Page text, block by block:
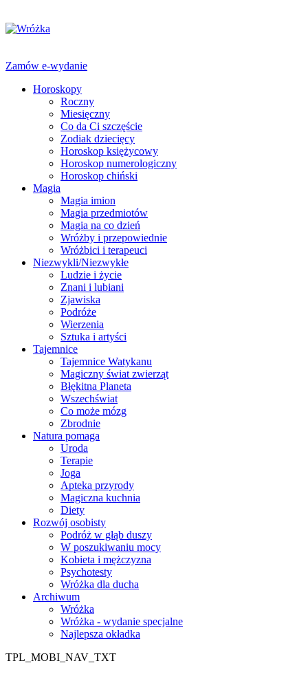
Zamów e-wydanie
Horoskopy
Roczny
Miesięczny
Co da Ci szczęście
Zodiak dziecięcy
Horoskop księżycowy
Horoskop numerologiczny
Horoskop chiński
Magia
Magia imion
Magia przedmiotów
Magia na co dzień
Wróżby i przepowiednie
Wróżbici i terapeuci
Niezwykli/Niezwykłe
Ludzie i życie
Znani i lubiani
Zjawiska
Podróże
Wierzenia
Sztuka i artyści
Tajemnice
Tajemnice Watykanu
Magiczny świat zwierząt
Błękitna Planeta
Wszechświat
Co może mózg
Zbrodnie
Natura pomaga
Uroda
Terapie
Joga
Apteka przyrody
Magiczna kuchnia
Diety
Rozwój osobisty
Podróż w głąb duszy
W poszukiwaniu mocy
Kobieta i mężczyzna
Psychotesty
Wróżka dla ducha
Archiwum
Wróżka
Wróżka - wydanie specjalne
Najlepsza okładka
TPL_MOBI_NAV_TXT